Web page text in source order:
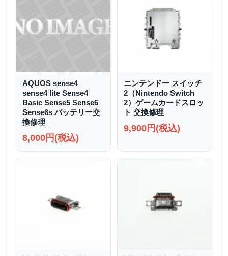
AQUOS sense4
sense4 lite Sense4
Basic Sense5 Sense6
Sense6s バッテリー交
換修理
8,000円(税込)
ニンテンドー スイッチ
2（Nintendo Switch
2）ゲームカードスロッ
ト 交換修理
9,900円(税込)